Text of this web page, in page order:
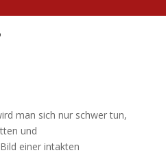
man sich nur schwer tun,
und
einer intakten